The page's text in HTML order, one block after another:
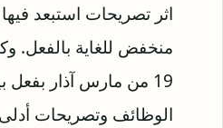
اثر تصريحات استبعد
19 من مارس آذار
الوظائف وتصريحات أدلى